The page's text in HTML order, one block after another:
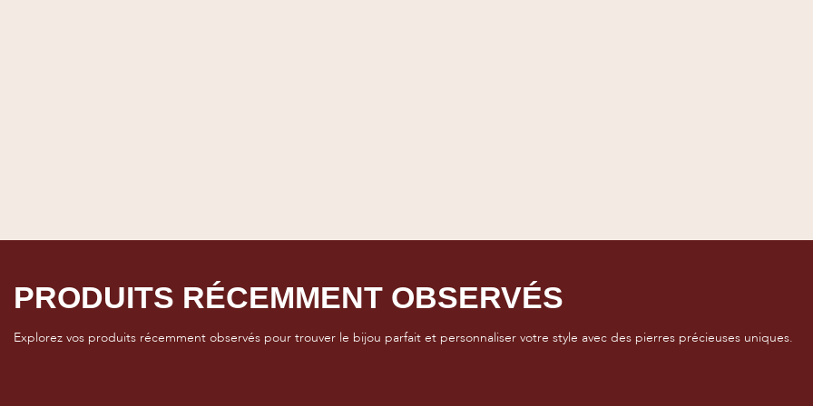
PRODUITS RÉCEMMENT OBSERVÉS
Explorez vos produits récemment observés pour trouver le bijou parfait et personnaliser votre style avec des pierres précieuses uniques.